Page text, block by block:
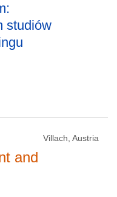
studiów
Villach, Austria
and